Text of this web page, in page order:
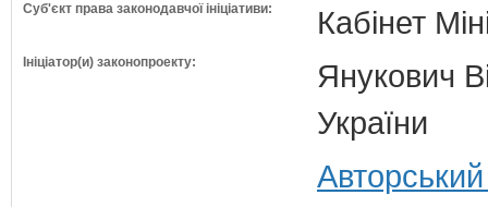
Суб'єкт права законодавчої ініціативи: Кабінет
Ініціатор(и) законопроекту:
Янукович
України